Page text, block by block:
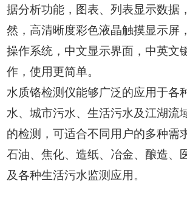
据分析功能，图表、列表显示数据
然，高清晰度彩色液晶触摸显示
操作系统，中文显示界面，中英文
作，使用更简单。
水质铬检测仪能够广泛的应用于各
水、城市污水、生活污水及江湖流
的检测，可适合不同用户的多种需
石油、焦化、造纸、冶金、酿造、
及各种生活污水监测应用。